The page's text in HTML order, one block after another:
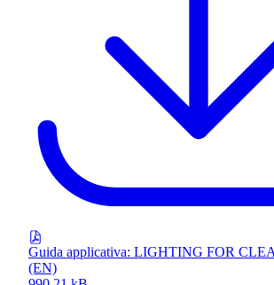
Guida applicativa: LIGHTING FOR
(EN)